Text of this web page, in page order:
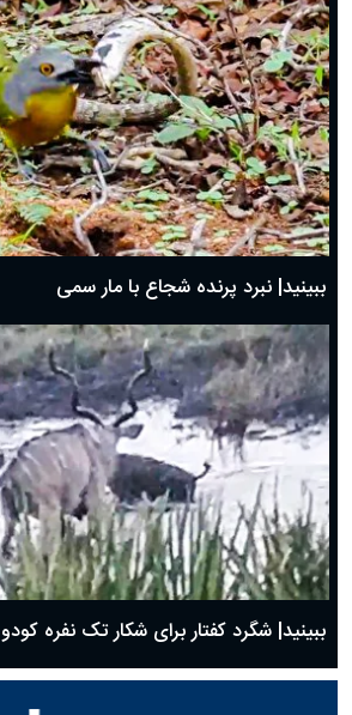
ببینید| نبرد پرنده شجاع با مار سمی
ببینید| شگرد کفتار برای شکار تک نفره کودو